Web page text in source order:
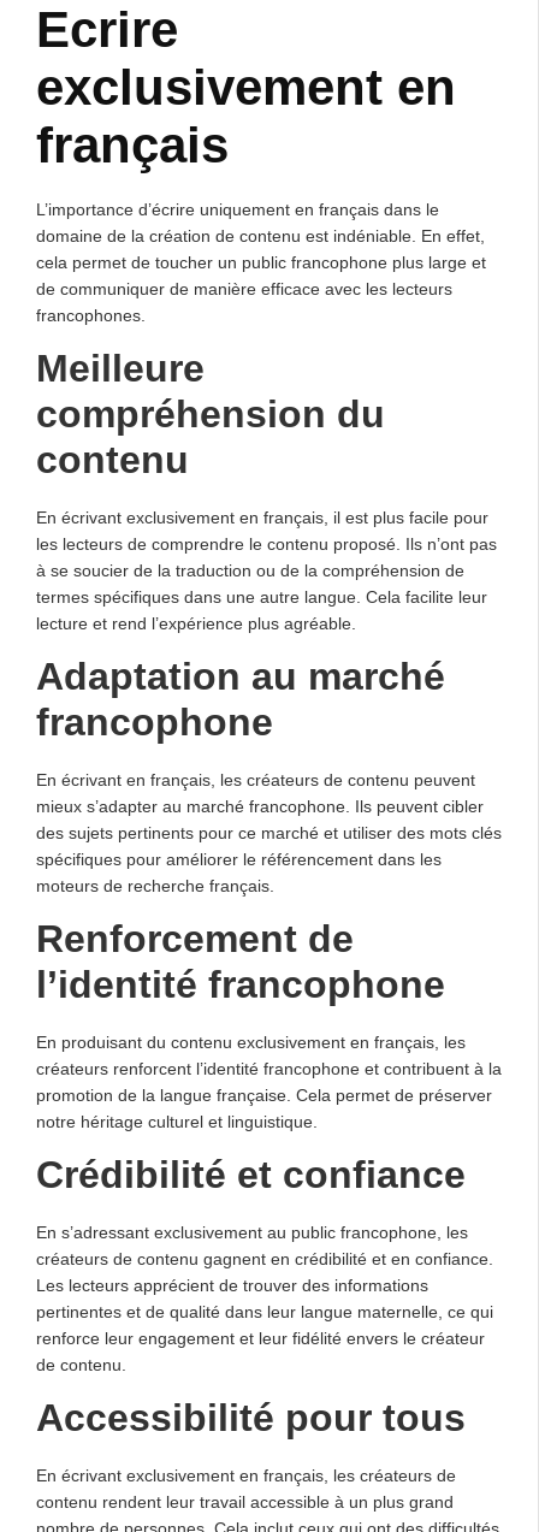
Ecrire
exclusivement en
français
L’importance d’écrire uniquement en français dans le
domaine de la création de contenu est indéniable. En effet,
cela permet de toucher un public francophone plus large et
de communiquer de manière efficace avec les lecteurs
francophones.
Meilleure
compréhension du
contenu
En écrivant exclusivement en français, il est plus facile pour
les lecteurs de comprendre le contenu proposé. Ils n’ont pas
à se soucier de la traduction ou de la compréhension de
termes spécifiques dans une autre langue. Cela facilite leur
lecture et rend l’expérience plus agréable.
Adaptation au marché
francophone
En écrivant en français, les créateurs de contenu peuvent
mieux s’adapter au marché francophone. Ils peuvent cibler
des sujets pertinents pour ce marché et utiliser des mots clés
spécifiques pour améliorer le référencement dans les
moteurs de recherche français.
Renforcement de
l’identité francophone
En produisant du contenu exclusivement en français, les
créateurs renforcent l’identité francophone et contribuent à la
promotion de la langue française. Cela permet de préserver
notre héritage culturel et linguistique.
Crédibilité et confiance
En s’adressant exclusivement au public francophone, les
créateurs de contenu gagnent en crédibilité et en confiance.
Les lecteurs apprécient de trouver des informations
pertinentes et de qualité dans leur langue maternelle, ce qui
renforce leur engagement et leur fidélité envers le créateur
de contenu.
Accessibilité pour tous
En écrivant exclusivement en français, les créateurs de
contenu rendent leur travail accessible à un plus grand